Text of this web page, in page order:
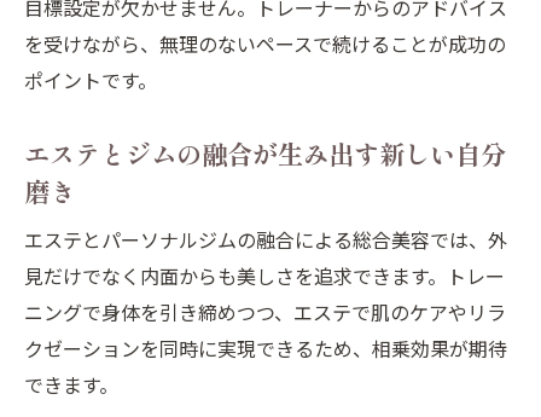
目標設定が欠かせません。トレーナーからのアドバイス
を受けながら、無理のないペースで続けることが成功の
ポイントです。
エステとジムの融合が生み出す新しい自分
磨き
エステとパーソナルジムの融合による総合美容では、外
見だけでなく内面からも美しさを追求できます。トレー
ニングで身体を引き締めつつ、エステで肌のケアやリラ
クゼーションを同時に実現できるため、相乗効果が期待
できます。